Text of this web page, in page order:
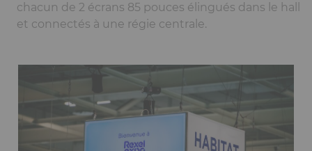
chacun de 2 écrans 85 pouces élingués dans le hall
et connectés à une régie centrale.